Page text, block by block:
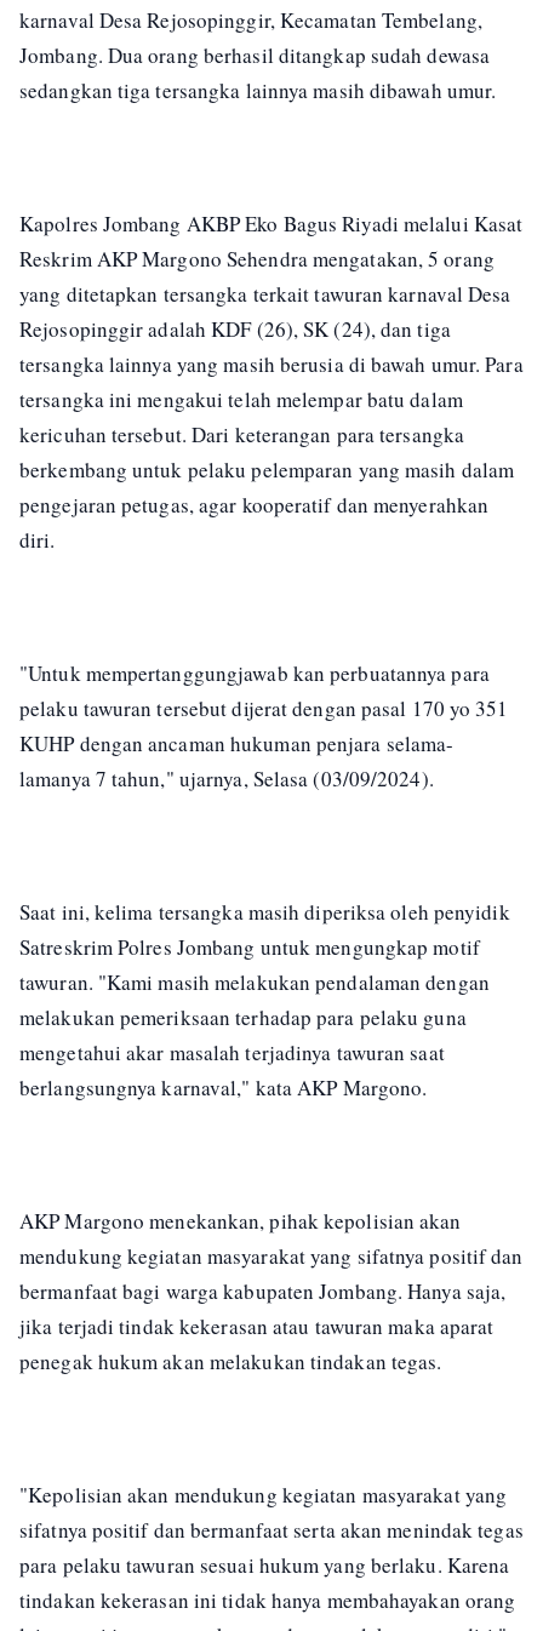
karnaval Desa Rejosopinggir, Kecamatan Tembelang,
Jombang. Dua orang berhasil ditangkap sudah dewasa
sedangkan tiga tersangka lainnya masih dibawah umur.
Kapolres Jombang AKBP Eko Bagus Riyadi melalui Kasat
Reskrim AKP Margono Sehendra mengatakan, 5 orang
yang ditetapkan tersangka terkait tawuran karnaval Desa
Rejosopinggir adalah KDF (26), SK (24), dan tiga
tersangka lainnya yang masih berusia di bawah umur. Para
tersangka ini mengakui telah melempar batu dalam
kericuhan tersebut. Dari keterangan para tersangka
berkembang untuk pelaku pelemparan yang masih dalam
pengejaran petugas, agar kooperatif dan menyerahkan
diri.
"Untuk mempertanggungjawab kan perbuatannya para
pelaku tawuran tersebut dijerat dengan pasal 170 yo 351
KUHP dengan ancaman hukuman penjara selama-
lamanya 7 tahun," ujarnya, Selasa (03/09/2024).
Saat ini, kelima tersangka masih diperiksa oleh penyidik
Satreskrim Polres Jombang untuk mengungkap motif
tawuran. "Kami masih melakukan pendalaman dengan
melakukan pemeriksaan terhadap para pelaku guna
mengetahui akar masalah terjadinya tawuran saat
berlangsungnya karnaval," kata AKP Margono.
AKP Margono menekankan, pihak kepolisian akan
mendukung kegiatan masyarakat yang sifatnya positif dan
bermanfaat bagi warga kabupaten Jombang. Hanya saja,
jika terjadi tindak kekerasan atau tawuran maka aparat
penegak hukum akan melakukan tindakan tegas.
"Kepolisian akan mendukung kegiatan masyarakat yang
sifatnya positif dan bermanfaat serta akan menindak tegas
para pelaku tawuran sesuai hukum yang berlaku. Karena
tindakan kekerasan ini tidak hanya membahayakan orang